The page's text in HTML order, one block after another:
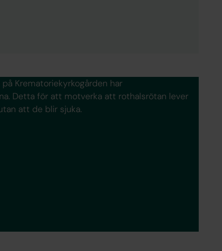
Krematoriekyrkogården har
Detta för att motverka att rothalsrötan lever
att de blir sjuka.